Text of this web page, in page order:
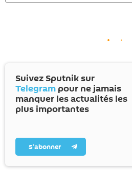
Suivez Sputnik sur
Telegram pour ne jamais
manquer les actualités les
plus importantes
S’abonner